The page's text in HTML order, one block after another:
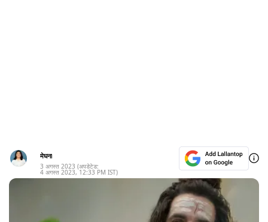
मेघना
3 अगस्त 2023 (अपडेटेड:
4 अगस्त 2023, 12:33 PM IST)